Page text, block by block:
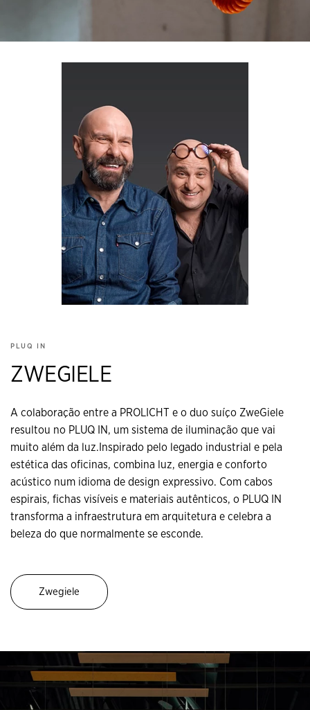
PLUQ IN
ZWEGIELE
A colaboração entre a PROLICHT e o duo suíço ZweGiele
resultou no PLUQ IN, um sistema de iluminação que vai
muito além da luz.Inspirado pelo legado industrial e pela
estética das oficinas, combina luz, energia e conforto
acústico num idioma de design expressivo. Com cabos
espirais, fichas visíveis e materiais autênticos, o PLUQ IN
transforma a infraestrutura em arquitetura e celebra a
beleza do que normalmente se esconde.
Zwegiele